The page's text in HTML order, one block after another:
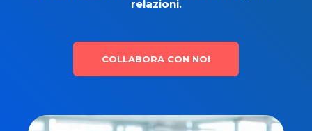
relazioni.
COLLABORA CON NOI